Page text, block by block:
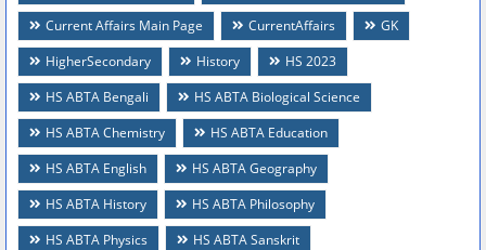
Current Affairs Main Page
CurrentAffairs
GK
HigherSecondary
History
HS 2023
HS ABTA Bengali
HS ABTA Biological Science
HS ABTA Chemistry
HS ABTA Education
HS ABTA English
HS ABTA Geography
HS ABTA History
HS ABTA Philosophy
HS ABTA Physics
HS ABTA Sanskrit